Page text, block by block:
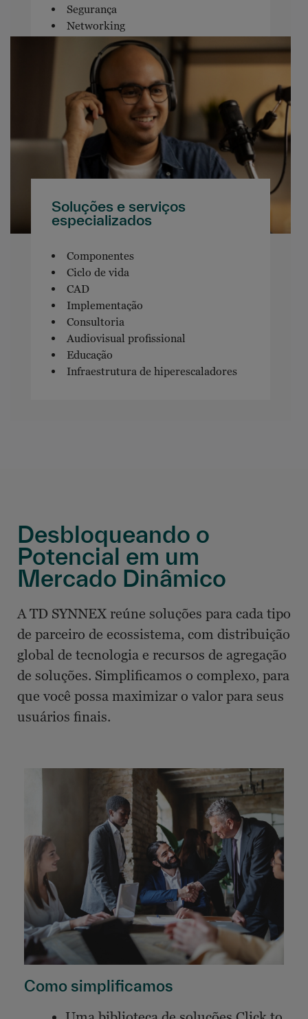
Segurança
Networking
Software
Soluções e serviços
especializados
Componentes
Ciclo de vida
CAD
Implementação
Consultoria
Audiovisual profissional
Educação
Infraestrutura de hiperescaladores
Desbloqueando o
Potencial em um
Mercado Dinâmico
A TD SYNNEX reúne soluções para cada tipo
de parceiro de ecossistema, com distribuição
global de tecnologia e recursos de agregação
de soluções. Simplificamos o complexo, para
que você possa maximizar o valor para seus
usuários finais.
Como simplificamos